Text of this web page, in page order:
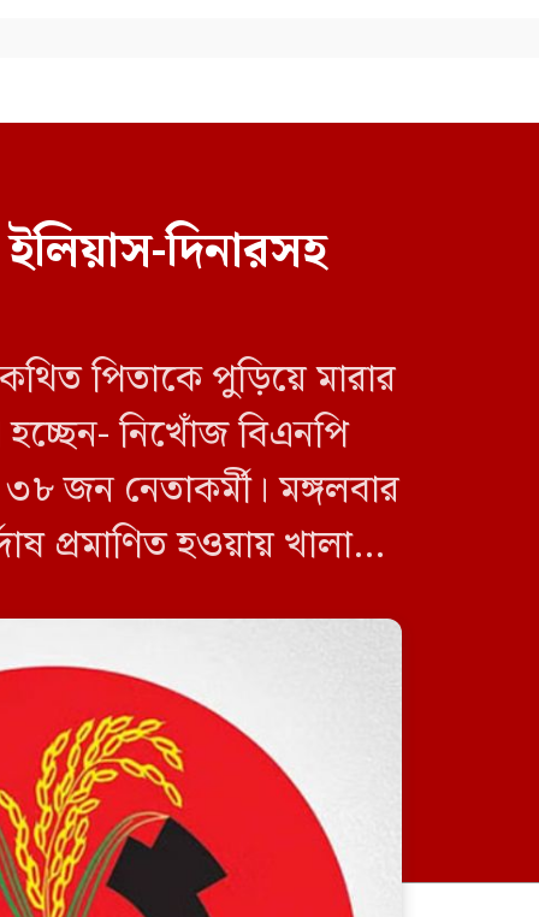
জুলাই শহীদদের স্মরণে বড়লেখায়
মাসব্যাপী নিসচার বৃক্ষরোপণ
কর্মসূচির উদ্বোধন
দিনারসহ
পিতাকে পুড়িয়ে মারার
হচ্ছেন- নিখোঁজ বিএনপি
জন নেতাকর্মী। মঙ্গলবার
প্রমাণিত হওয়ায় খালাস